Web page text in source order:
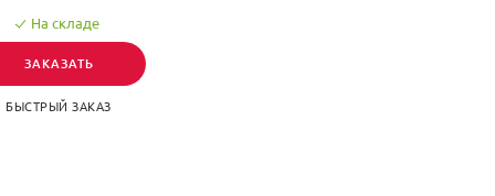
На складе
ЗАКАЗАТЬ
БЫСТРЫЙ ЗАКАЗ